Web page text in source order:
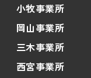
小牧事業所
岡山事業所
三木事業所
西宮事業所